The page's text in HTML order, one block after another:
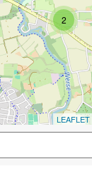
2
LEAFLET